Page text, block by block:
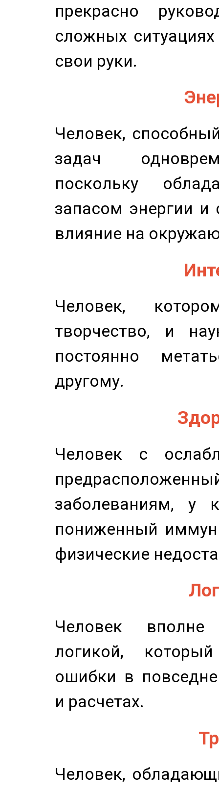
прекрасно
сложных
свои руки.
Человек,
задач
поскольку
запасом энергии и
влияние на
Человек,
творчество, и
постоянно
другому.
Человек с
заболеваниям, у
пониженный
физические
Человек
логикой,
ошибки в
и расчетах.
Человек,